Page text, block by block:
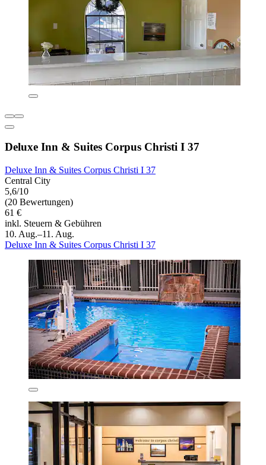
Deluxe Inn & Suites Corpus Christi I 37
Deluxe Inn & Suites Corpus Christi I 37
Central City
5,6/10
(20 Bewertungen)
61 €
inkl. Steuern & Gebühren
10. Aug.–11. Aug.
Deluxe Inn & Suites Corpus Christi I 37